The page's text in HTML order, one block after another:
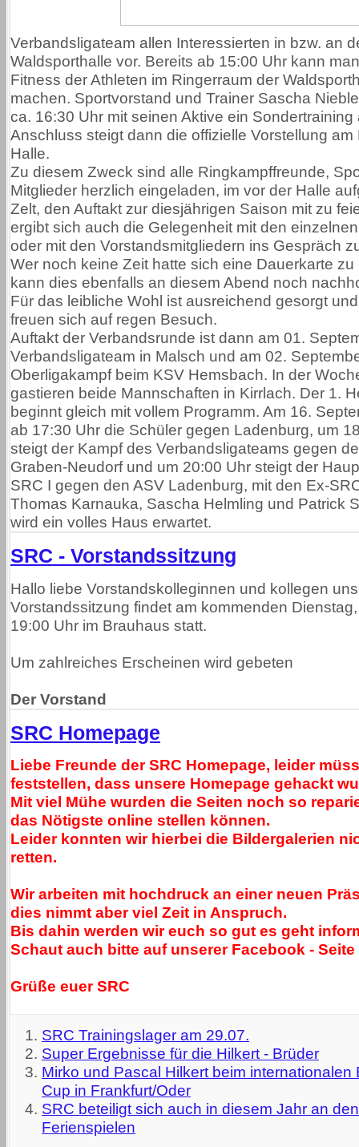
Verbandsligateam allen Interessierten in bzw. an
Waldsporthalle vor. Bereits ab 15:00 Uhr kann
Fitness der Athleten im Ringerraum der
machen. Sportvorstand und Trainer Sascha
ca. 16:30 Uhr mit seinen Aktive ein Sondertraining
Anschluss steigt dann die offizielle Vorstellung am
Halle.
Zu diesem Zweck sind alle Ringkampffreunde,
Mitglieder herzlich eingeladen, im vor der Halle
Zelt, den Auftakt zur diesjährigen Saison mit zu
ergibt sich auch die Gelegenheit mit den
oder mit den Vorstandsmitgliedern ins Gespräch
Wer noch keine Zeit hatte sich eine Dauerkarte
kann dies ebenfalls an diesem Abend noch
Für das leibliche Wohl ist ausreichend gesorgt
freuen sich auf regen Besuch.
Auftakt der Verbandsrunde ist dann am 01.
Verbandsligateam in Malsch und am 02.
Oberligakampf beim KSV Hemsbach. In der
gastieren beide Mannschaften in Kirrlach. Der 1.
beginnt gleich mit vollem Programm. Am 16.
ab 17:30 Uhr die Schüler gegen Ladenburg, um
steigt der Kampf des Verbandsligateams gegen
Graben-Neudorf und um 20:00 Uhr steigt der
SRC I gegen den ASV Ladenburg, mit den Ex-
Thomas Karnauka, Sascha Helmling und Patrick
wird ein volles Haus erwartet.
SRC - Vorstandssitzung
Hallo liebe Vorstandskolleginnen und kollegen
Vorstandssitzung findet am kommenden
19:00 Uhr im Brauhaus statt.
Um zahlreiches Erscheinen wird gebeten
Der Vorstand
SRC Homepage
Liebe Freunde der SRC Homepage, leider
feststellen, dass unsere Homepage gehackt
Mit viel Mühe wurden die Seiten noch so
das Nötigste online stellen können.
Leider konnten wir hierbei die Bildergalerien
retten.
Wir arbeiten mit hochdruck an einer neuen
dies nimmt aber viel Zeit in Anspruch.
Bis dahin werden wir euch so gut es geht
Schaut auch bitte auf unserer Facebook -
Grüße euer SRC
SRC Trainingslager am 29.07.
Super Ergebnisse für die Hilkert - Brüder
Mirko und Pascal Hilkert beim internationalen
Cup in Frankfurt/Oder
SRC beteiligt sich auch in diesem Jahr an den
Ferienspielen